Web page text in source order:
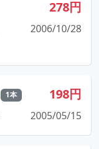
278円
2006/10/28
1本 198円
2005/05/15